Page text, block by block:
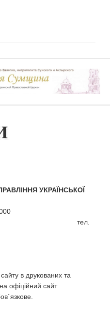
УКРАЇНСЬКОЇ
тел.
в друкованих та
офіційний сайт